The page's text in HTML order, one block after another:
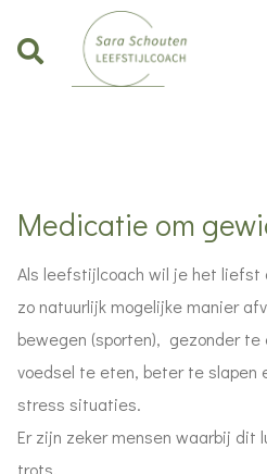
Medicatie om
Als leefstijlcoach wil je het liefst
zo natuurlijk mogelijke manier
bewegen (sporten), gezonder
voedsel te eten, beter te slapen
stress situaties.
Er zijn zeker mensen waarbij dit
trots.